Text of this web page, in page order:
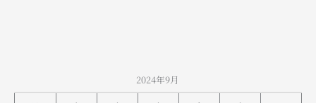
2024年9月